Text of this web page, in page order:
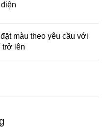
màu theo yêu cầu với
trở lên